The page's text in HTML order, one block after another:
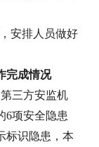
安排人员做好
完成情况
三方安监机
6项安全隐患
标识隐患，本